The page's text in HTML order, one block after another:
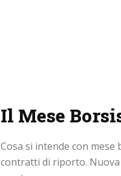
Il Mese
Cosa si intende con mese
contratti di riporto.